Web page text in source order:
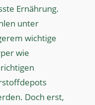
Ernährung.
unter
wichtige
wie
Doch erst,